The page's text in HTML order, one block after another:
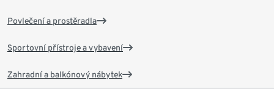
Povlečení a prostěradla
Sportovní přístroje a vybavení
Zahradní a balkónový nábytek